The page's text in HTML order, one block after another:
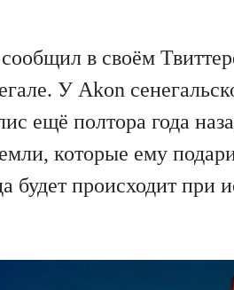
в своём
У Akon
ещё полтора года
которые ему
будет происходит